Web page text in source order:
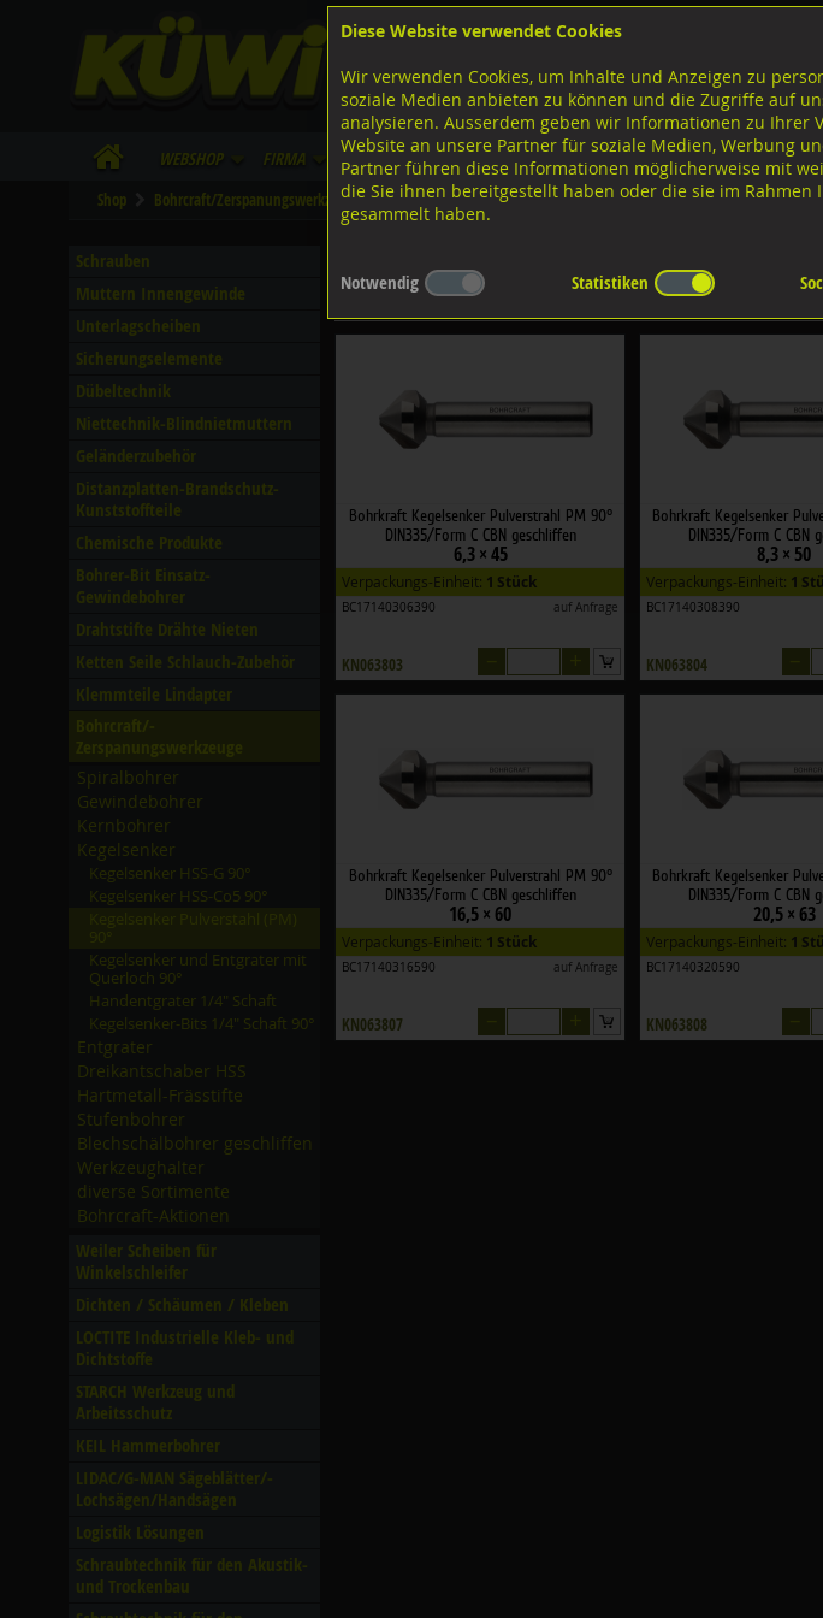
Lagerstrasse 8
Tel. 043 455 20 30
FB
IG
WebShop Firma Lieferinfo Infos/Downloads
Shop Bohrcraft/Zerspanungswerkzeuge Kegelsenker Kegelsenker Pulverstahl (PM) 90°
Schrauben
Muttern Innengewinde
Unterlagscheiben
Sicherungselemente
Dübeltechnik
Niettechnik-Blindnietmuttern
Geländerzubehör
Distanzplatten-Brandschutz-
Kunststoffteile
Chemische Produkte
Bohrer-Bit Einsatz-
Gewindebohrer
Drahtstifte Drähte Nieten
Ketten Seile Schlauch-Zubehör
Klemmteile Lindapter
Spiralbohrer
Gewindebohrer
Kernbohrer
Kegelsenker
Kegelsenker HSS-G 90°
Kegelsenker HSS-Co5 90°
Kegelsenker und Entgrater mit
Querloch 90°
Handentgrater 1/­4" Schaft
Kegelsenker-Bits 1/­4" Schaft 90°
Entgrater
Dreikantschaber HSS
Hartmetall-Frässtifte
Stufenbohrer
Blechschälbohrer geschliffen
Werkzeughalter
diverse Sortimente
Bohrcraft-Aktionen
Weiler Scheiben für
Winkelschleifer
Dichten /­ Schäumen /­ Kleben
LOCTITE Industrielle Kleb- und
Dichtstoffe
STARCH Werkzeug und
Arbeitsschutz
KEIL Hammerbohrer
LIDAC/­G-MAN Sägeblätter/­
Lochsägen/­Handsägen
Logistik Lösungen
Schraubtechnik für den Akustik-
und Trockenbau
Filter nach Dimensionen: ×
Bohrkraft Kegelsenker Pulverstrahl PM 90°
DIN335/Form C CBN geschliffen
6,3 × 45
Verpackungs-Einheit: 1 Stück
BC17140306390 auf Anfrage
KN063803
Bohrkraft Kegelsenker
DIN335/Form C CBN
8,3 × 50
Verpackungs-Einheit: 1
BC17140308390
KN063804
Bohrkraft Kegelsenker Pulverstrahl PM 90°
DIN335/Form C CBN geschliffen
16,5 × 60
Verpackungs-Einheit: 1 Stück
BC17140316590 auf Anfrage
KN063807
Bohrkraft Kegelsenker
DIN335/Form C CBN
20,5 × 63
Verpackungs-Einheit: 1
BC17140320590
KN063808
Diese Website verwendet Cookies
Wir verwenden Cookies, um Inhalte und Anzeigen zu
soziale Medien anbieten zu können und die Zugriffe auf
analysieren. Ausserdem geben wir Informationen zu Ihrer
Website an unsere Partner für soziale Medien, Werbung
Partner führen diese Informationen möglicherweise mit
die Sie ihnen bereitgestellt haben oder die sie im Rahmen
gesammelt haben.
Notwendig Statistiken